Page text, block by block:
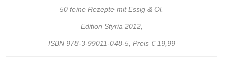
50 feine Rezepte mit Essig & Öl.
Edition Styria 2012,
ISBN 978-3-99011-048-5, Preis € 19,99